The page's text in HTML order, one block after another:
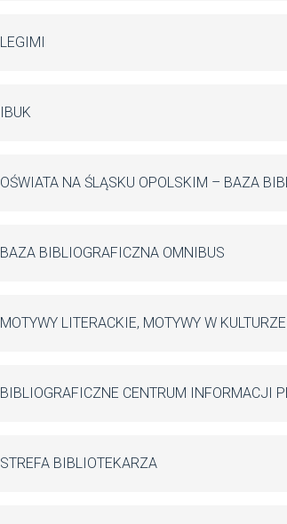
LEGIMI
IBUK
OŚWIATA NA ŚLĄSKU OPOLSKIM – BAZA
BAZA BIBLIOGRAFICZNA OMNIBUS
MOTYWY LITERACKIE, MOTYWY W KULTURZE
BIBLIOGRAFICZNE CENTRUM INFORMACJI
STREFA BIBLIOTEKARZA